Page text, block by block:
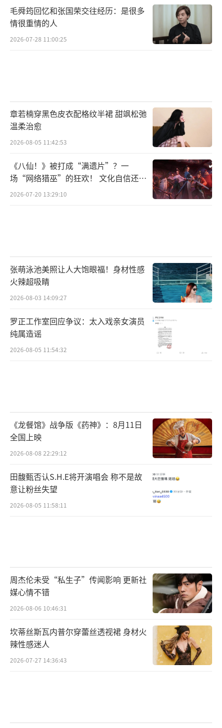
毛舜筠回忆和张国荣交往经历：是很多
情很重情的人
2026-07-28 11:00:25
章若楠穿黑色皮衣配格纹半裙 甜飒松弛
温柔治愈
2026-08-05 11:42:53
《八仙！》被打成“满遗片”？一
场“网络猎巫”的狂欢！ 文化自信还是
焦虑？
2026-07-20 13:29:10
张萌泳池美照让人大饱眼福！身材性感
火辣超吸睛
2026-08-03 14:09:27
罗正工作室回应争议：太入戏亲女演员
纯属造谣
2026-08-05 11:54:32
《龙餐馆》战争版《药神》：8月11日
全国上映
2026-08-08 22:29:12
田馥甄否认S.H.E将开演唱会 称不是故
意让粉丝失望
2026-08-05 11:58:11
周杰伦未受“私生子”传闻影响 更新社
媒心情不错
2026-08-06 10:46:31
坎蒂丝斯瓦内普尔穿蕾丝透视裙 身材火
辣性感迷人
2026-07-27 14:36:43